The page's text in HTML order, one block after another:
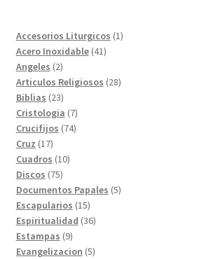
Accesorios Liturgicos 11
Acero Inoxidable 4141
Angeles 22
productos
Articulos Religiosos 2828
Biblias 2323
productos
Cristologia 77
productos
Crucifijos 7474
Cruz 1717
productos
Cuadros 1010
Discos 7575
productos
Documentos Papales 55
Escapularios 1515
productos
Espiritualidad 3636
Estampas 99
productos
Evangelizacion 55